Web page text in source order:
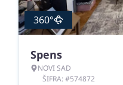
360°
Spens
NOVI SAD
ŠIFRA: #574872